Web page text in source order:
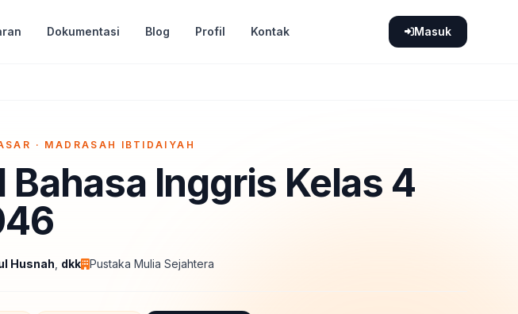
Dokumentasi Blog Profil Kontak Masuk
· MADRASAH IBTIDAIYAH
Bahasa Inggris Kelas 4
Husnah dkk Pustaka Mulia Sejahtera